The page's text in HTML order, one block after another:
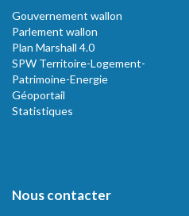
Gouvernement wallon
Parlement wallon
Plan Marshall 4.0
SPW Territoire-Logement-
Patrimoine-Energie
Géoportail
Statistiques
Nous contacter